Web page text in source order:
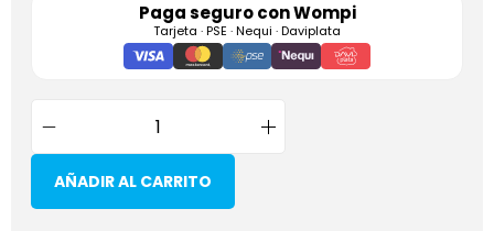
Paga seguro conWompi
Tarjeta · PSE · Nequi · Daviplata
AÑADIR AL CARRITO